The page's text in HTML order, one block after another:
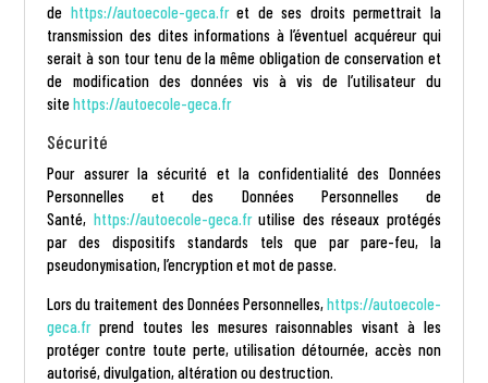
de https://autoecole-geca.fr et de ses droits permettrait la
transmission des dites informations à l’éventuel acquéreur qui
serait à son tour tenu de la même obligation de conservation et
de modification des données vis à vis de l’utilisateur du
sitehttps://autoecole-geca.fr
Sécurité
Pour assurer la sécurité et la confidentialité des Données
Personnelles et des Données Personnelles de
Santé, https://autoecole-geca.fr utilise des réseaux protégés
par des dispositifs standards tels que par pare-feu, la
pseudonymisation, l’encryption et mot de passe.
Lors du traitement des Données Personnelles,https://autoecole-
geca.fr prend toutes les mesures raisonnables visant à les
protéger contre toute perte, utilisation détournée, accès non
autorisé, divulgation, altération ou destruction.